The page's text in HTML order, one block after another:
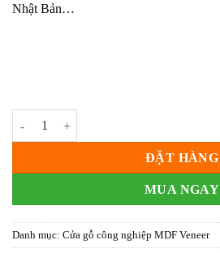
Nhật Bản…
ĐẶT HÀNG
MUA NGAY
Danh mục: Cửa gỗ công nghiệp MDF Veneer